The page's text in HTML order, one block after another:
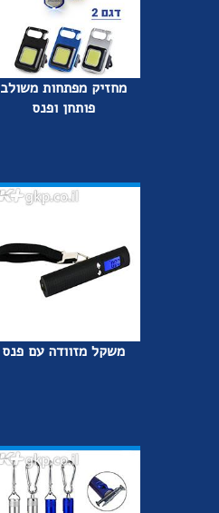
מחזיק מפתחות משולב
פותחן ופנס
משקל מזוודה עם פנס